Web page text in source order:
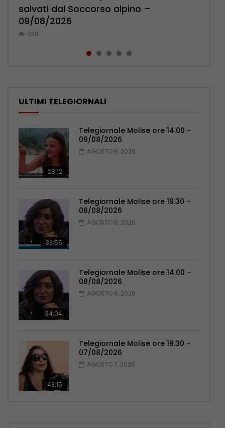
salvati dal Soccorso alpino –
09/08/2026
638
Marco Di Marcello a Katmandu –
09/08/2026
580
Carpinone – 09/08/2026
582
pressa la sindaca Forte – 09/08/2026
1.4K
contro il Celta Vigo – 09/08/2026
389
ULTIMI TELEGIORNALI
28:12
Telegiornale Molise ore 14.00 –
09/08/2026
AGOSTO 9, 2026
33:55
Telegiornale Molise ore 19.30 –
08/08/2026
AGOSTO 8, 2026
34:04
Telegiornale Molise ore 14.00 –
08/08/2026
AGOSTO 8, 2026
43:15
Telegiornale Molise ore 19.30 –
07/08/2026
AGOSTO 7, 2026